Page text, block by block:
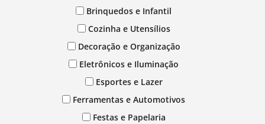
Brinquedos e Infantil
Cozinha e Utensílios
Decoração e Organização
Eletrônicos e Iluminação
Esportes e Lazer
Ferramentas e Automotivos
Festas e Papelaria